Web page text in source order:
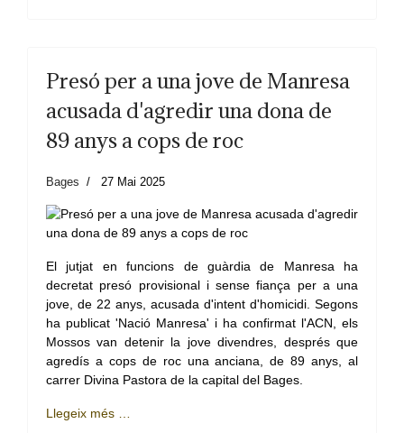
Presó per a una jove de Manresa
acusada d'agredir una dona de
89 anys a cops de roc
Bages 27 Mai 2025
El jutjat en funcions de guàrdia de Manresa ha
decretat presó provisional i sense fiança per a una
jove, de 22 anys, acusada d'intent d'homicidi. Segons
ha publicat 'Nació Manresa' i ha confirmat l'ACN, els
Mossos van detenir la jove divendres, després que
agredís a cops de roc una anciana, de 89 anys, al
carrer Divina Pastora de la capital del Bages.
Llegeix més …